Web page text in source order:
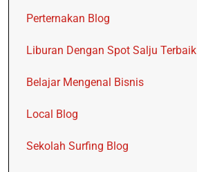
Perternakan Blog
Liburan Dengan Spot Salju Terbaik
Belajar Mengenal Bisnis
Local Blog
Sekolah Surfing Blog